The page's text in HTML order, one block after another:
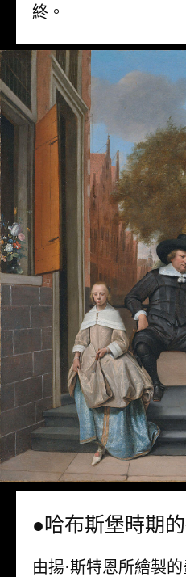
終。
●哈布斯堡時期
由揚·斯特恩所繪製